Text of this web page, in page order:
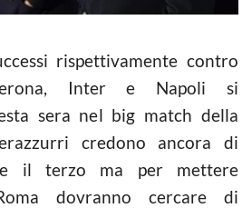
rispettivamente contro
Inter e Napoli si
sera nel big match della
credono ancora di
il terzo ma per mettere
dovranno cercare di